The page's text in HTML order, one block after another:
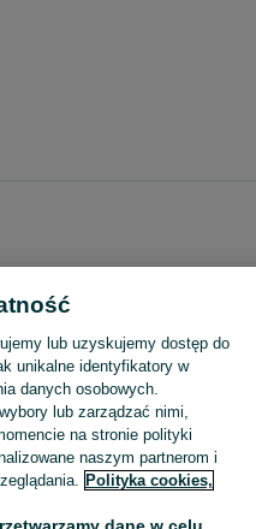
z zakwaterowaniem dla par
Skorzystaj z największego serwisu ogłoszeniowego - Kompina i okolice! Kupuj to, czego pragniesz i sprzedawaj to, czego już nie potrzebujesz! Zobacz
lub uzyskujemy dostęp do
unikalne identyfikatory w
danych osobowych.
lub zarządzać nimi,
na stronie polityki
naszym partnerom i
Polityka cookies,